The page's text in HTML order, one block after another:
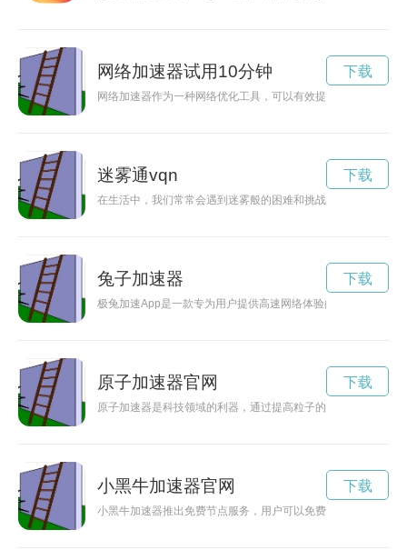
网络加速器试用10分钟
网络加速器作为一种网络优化工具，可以有效提升网络速度，
下载
迷雾通vqn
在生活中，我们常常会遇到迷雾般的困难和挑战，需要我们勇
下载
兔子加速器
极兔加速App是一款专为用户提供高速网络体验的应用软件，
下载
原子加速器官网
原子加速器是科技领域的利器，通过提高粒子的速度来研究微
下载
小黑牛加速器官网
小黑牛加速器推出免费节点服务，用户可以免费体验高速稳定
下载